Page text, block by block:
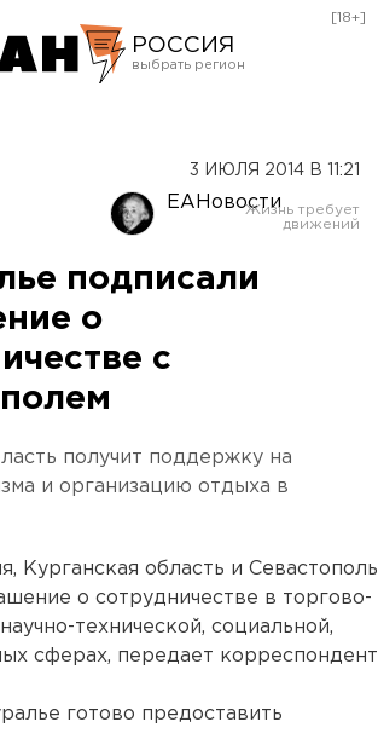
РОССИЯ
Оренбург
[18+]
3 ИЮЛЯ 2014 В 11:21
ЕАНовости
подписали
о
с
получит поддержку на
и организацию отдыха в
Курганская область и Севастополь
о сотрудничестве в торгово-
технической, социальной,
сферах, передает корреспондент
готово предоставить